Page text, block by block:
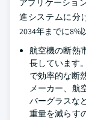
アプリケーショ
進システムに分
2034年までに8%
航空機の断熱
長しています
で効率的な断
メーカー、航
バーグラスな
重量を減らす